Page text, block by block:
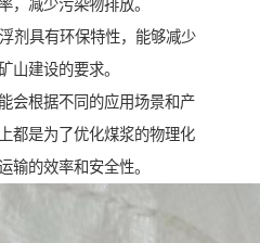
，减少污染物排放。
剂具有环保特性，能够减少
山建设的要求。
会根据不同的应用场景和产
都是为了优化煤浆的物理化
输的效率和安全性。